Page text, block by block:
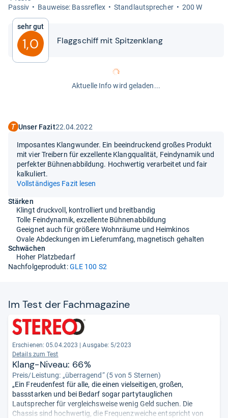
Pas­siv
Bau­weise: Bass­re­flex Stand­laut­spre­cher 200 W
Sehr gut
1,0 Flagg­schiff mit Spit­zen­klang
Aktuelle Info wird geladen...
Unser Fazit22.04.2022
Imposantes Klangwunder. Ein beeindruckend großes Produkt
mit vier Treibern für exzellente Klangqualität, Feindynamik und
perfekter Bühnenabbildung. Hochwertig verarbeitet und fair
kalkuliert.
Vollständiges Fazit lesen
Stärken
Klingt druckvoll, kontrolliert und breitbandig
Tolle Feindynamik, exzellente Bühnenabbildung
Geeignet auch für größere Wohnräume und Heimkinos
Ovale Abdeckungen im Lieferumfang, magnetisch gehalten
Schwächen
Hoher Platzbedarf
Nachfolgeprodukt:GLE 100 S2
Im Test der Fach­ma­ga­zine
Erschienen: 05.04.2023 | Ausgabe: 5/2023
Details zum Test
Klang-Niveau: 66%
Preis/Leistung: „überragend“ (5 von 5 Sternen)
„Ein Freudenfest für alle, die einen vielseitigen, großen,
bassstarken und bei Bedarf sogar partytauglichen
Lautsprecher für vergleichsweise wenig Geld suchen. Die
Chassis sind hochwertig, die Frequenzweiche entspricht von